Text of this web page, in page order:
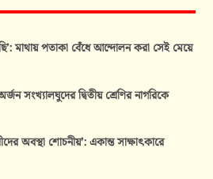
মাথায় পতাকা বেঁধে আন্দোলন করা সেই মেয়ে
সংখ্যালঘুদের দ্বিতীয় শ্রেণির নাগরিকে
অবস্থা শোচনীয়’: একান্ত সাক্ষাৎকারে